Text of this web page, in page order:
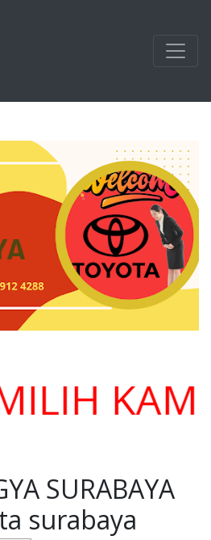
KAMI
SURABAYA
surabaya